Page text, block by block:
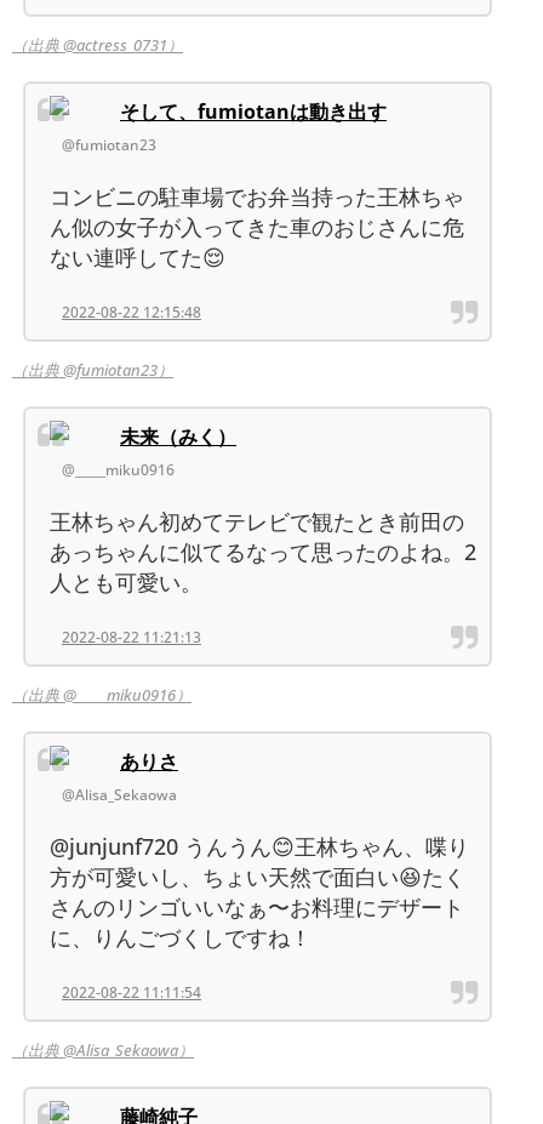
（出典 @actress_0731）
そして、fumiotanは動き出す
@fumiotan23
コンビニの駐車場でお弁当持った王林ちゃ
ん似の女子が入ってきた車のおじさんに危
ない連呼してた😌
2022-08-22 12:15:48
（出典 @fumiotan23）
未来（みく）
@_____miku0916
王林ちゃん初めてテレビで観たとき前田の
あっちゃんに似てるなって思ったのよね。2
人とも可愛い。
2022-08-22 11:21:13
（出典 @_____miku0916）
ありさ
@Alisa_Sekaowa
@junjunf720 うんうん😊王林ちゃん、喋り
方が可愛いし、ちょい天然で面白い😆たく
さんのリンゴいいなぁ〜お料理にデザート
に、りんごづくしですね！
2022-08-22 11:11:54
（出典 @Alisa_Sekaowa）
藤崎純子